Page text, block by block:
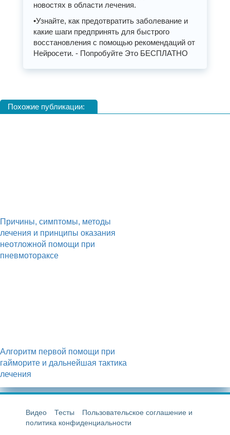
новостях в области лечения.
•Узнайте, как предотвратить заболевание и
какие шаги предпринять для быстрого
восстановления с помощью рекомендаций от
Нейросети. - Попробуйте Это БЕСПЛАТНО
Похожие публикации:
Причины, симптомы, методы
лечения и принципы оказания
неотложной помощи при
пневмотораксе
Алгоритм первой помощи при
гайморите и дальнейшая тактика
лечения
Видео Тесты
Пользовательское соглашение и
политика конфиденциальности